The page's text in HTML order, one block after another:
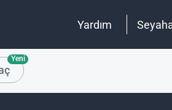
Yardım
Yeni